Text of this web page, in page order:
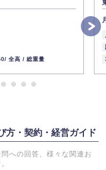
全高 / 総重量
方・契約・経営ガイド
への回答、様々な関連お